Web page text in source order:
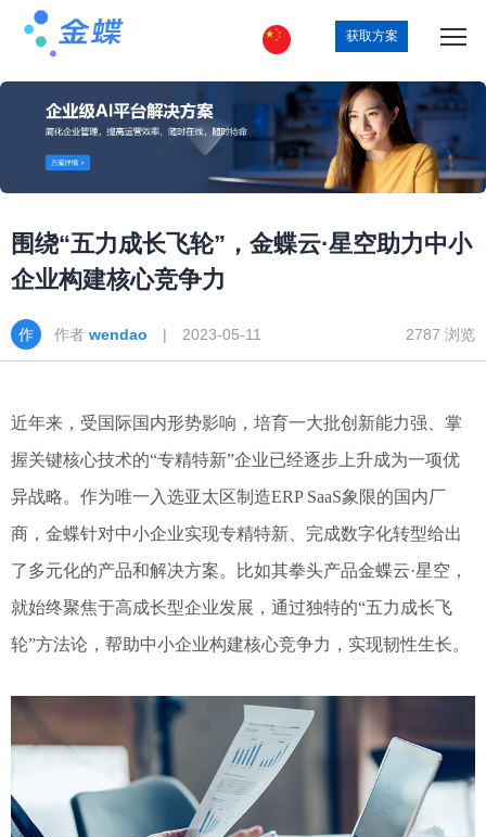
获取方案
围绕“五力成长飞轮”，金蝶云·星空助力中小
企业构建核心竞争力
作者 wendao | 2023-05-11 2787 浏览
近年来，受国际国内形势影响，培育一大批创新能力强、掌
握关键核心技术的“专精特新”企业已经逐步上升成为一项优
异战略。作为唯一入选亚太区制造ERP SaaS象限的国内厂
商，金蝶针对中小企业实现专精特新、完成数字化转型给出
了多元化的产品和解决方案。比如其拳头产品金蝶云·星空，
就始终聚焦于高成长型企业发展，通过独特的“五力成长飞
轮”方法论，帮助中小企业构建核心竞争力，实现韧性生长。